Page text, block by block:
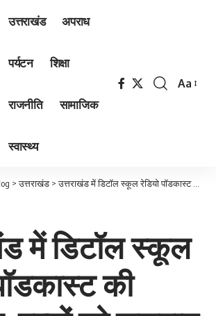
उत्तराखंड अपराध
पर्यटन शिक्षा
राजनीति सामाजिक
स्वास्थ्य
Font
Aa
>उत्तराखंड >उत्तराखंड में डिटॉल स्कूल रेडियो पॉडकास्ट की शुरुआत, बच्चों को जलवायु जागरूकता और स्वच्छ जीवनशैली की शिक्षा देने की अनूठी पहल
में डिटॉल स्कूल
की